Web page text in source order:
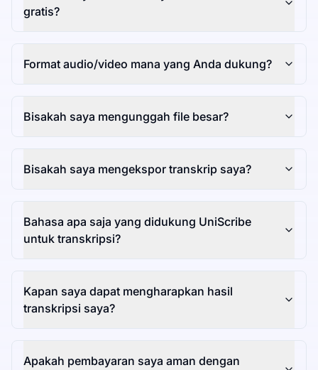
gratis?
Format audio/video mana yang Anda dukung?
Bisakah saya mengunggah file besar?
Bisakah saya mengekspor transkrip saya?
Bahasa apa saja yang didukung UniScribe
untuk transkripsi?
Kapan saya dapat mengharapkan hasil
transkripsi saya?
Apakah pembayaran saya aman dengan